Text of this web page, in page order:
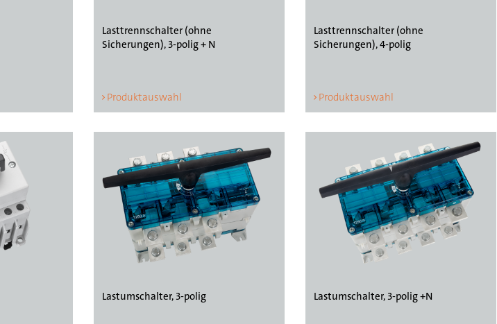
Lasttrennschalter (ohne
Sicherungen), 3-polig + N
Produktauswahl
Lasttrennschalter (ohne
Sicherungen), 4-polig
Produktauswahl
Lastumschalter, 3-polig Lastumschalter, 3-polig +N